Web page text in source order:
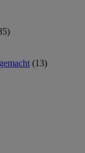
(13)